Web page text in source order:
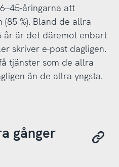
åringarna att
%). Bland de allra
år är det däremot enbart
skriver e-post dagligen.
tjänster som de allra
än de allra yngsta.
gånger